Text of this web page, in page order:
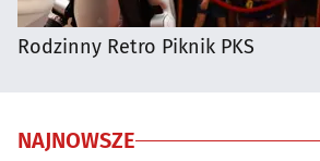
Rodzinny Retro Piknik PKS
NAJNOWSZE